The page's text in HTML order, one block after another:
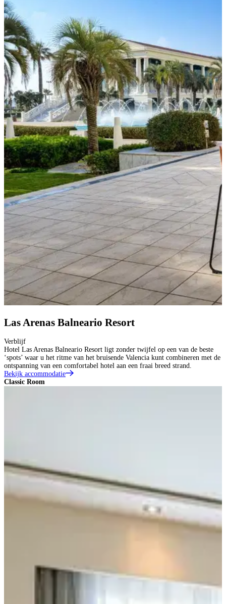
Las Arenas Balneario Resort
Verblijf
Hotel Las Arenas Balneario Resort ligt zonder twijfel op een van de beste
‘spots’ waar u het ritme van het bruisende Valencia kunt combineren met de
ontspanning van een comfortabel hotel aan een fraai breed strand.
Bekijk accommodatie
Classic Room